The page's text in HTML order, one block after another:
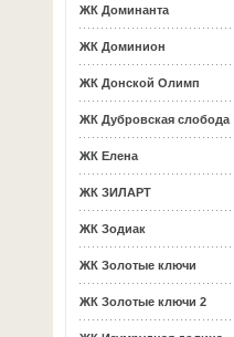
ЖК Доминанта
ЖК Доминион
ЖК Донской Олимп
ЖК Дубровская слобода
ЖК Елена
ЖК ЗИЛАРТ
ЖК Зодиак
ЖК Золотые ключи
ЖК Золотые ключи 2